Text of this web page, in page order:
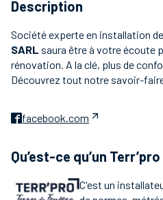
Description
Société experte en installation
SARL saura être à votre écoute
rénovation. A la clé, plus de
Découvrez tout notre savoir-
facebook.com
Qu’est-ce qu’un
C'est un